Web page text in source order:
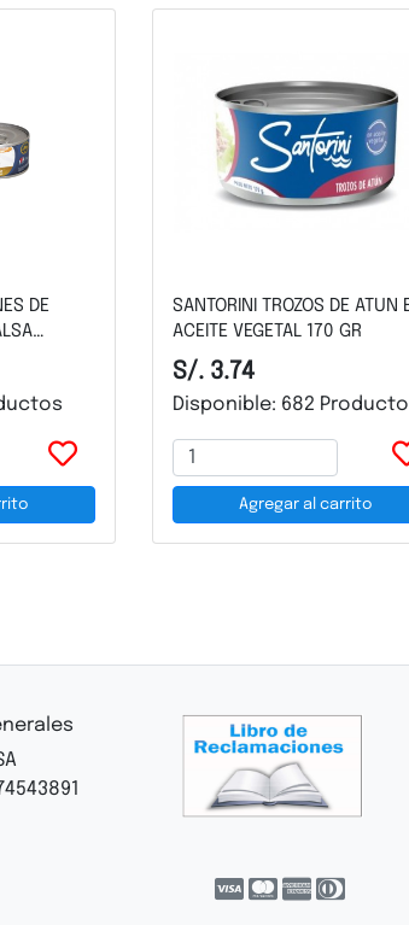
DE
GR
SANTORINI TROZOS DE ATUN
ACEITE VEGETAL 170 GR
S/. 3.74
Disponible: 682
Agregar al carrito